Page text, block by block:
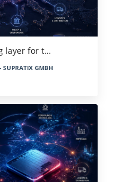
layer for t…
SUPRATIX GMBH